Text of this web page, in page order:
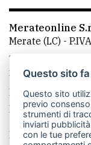
Merateonline
Merate (LC) -
Telefono:
mail:
La redazione
Made by VIP
Privacy policy
Questo sito
Questo sito
previo
strumenti di
inviarti
con le tue